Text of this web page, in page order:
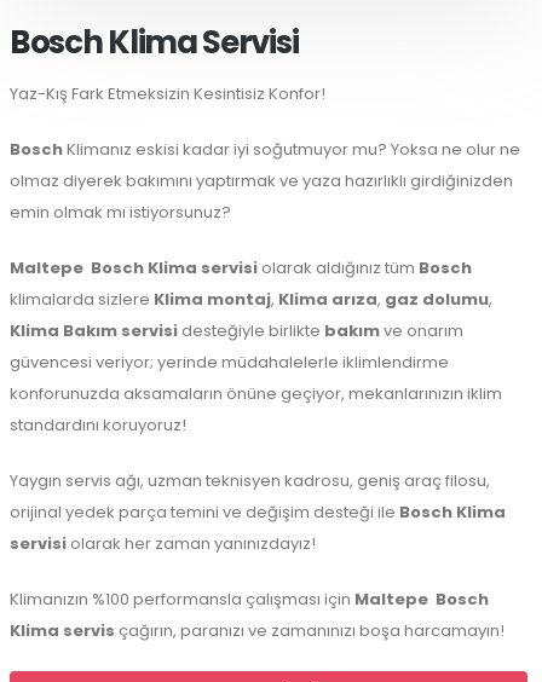
Bosch Klima Servisi
Yaz-Kış Fark Etmeksizin Kesintisiz Konfor!
BoschKlimanız eskisi kadar iyi soğutmuyor mu? Yoksa ne olur ne
olmaz diyerek bakımını yaptırmak ve yaza hazırlıklı girdiğinizden
emin olmak mı istiyorsunuz?
Maltepe Bosch Klima servisi olarak aldığınız tüm Bosch
klimalarda sizlere Klima montaj, Klima arıza, gaz dolumu,
Klima Bakım servisi desteğiyle birlikte bakımve onarım
güvencesi veriyor; yerinde müdahalelerle iklimlendirme
konforunuzda aksamaların önüne geçiyor, mekanlarınızın iklim
standardını koruyoruz!
Yaygın servis ağı, uzman teknisyen kadrosu, geniş araç filosu,
orijinal yedek parça temini ve değişim desteği ile Bosch Klima
servisi olarak her zaman yanınızdayız!
Klimanızın %100 performansla çalışması için Maltepe Bosch
Klima servis çağırın, paranızı ve zamanınızı boşa harcamayın!